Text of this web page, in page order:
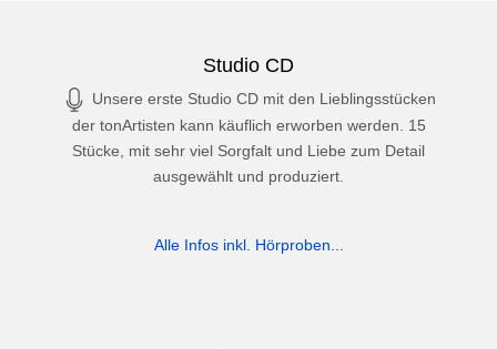
Studio CD
Unsere erste Studio CD mit den Lieblingsstücken
der tonArtisten kann käuflich erworben werden. 15
Stücke, mit sehr viel Sorgfalt und Liebe zum Detail
ausgewählt und produziert.
Alle Infos inkl. Hörproben...